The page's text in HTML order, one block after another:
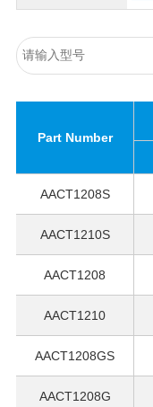
Part Number
AACT1208S
AACT1210S
AACT1208
AACT1210
AACT1208GS
AACT1208G